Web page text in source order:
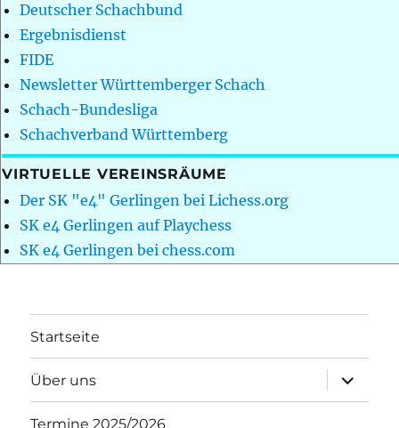
Deutscher Schachbund
Ergebnisdienst
FIDE
Newsletter Württemberger Schach
Schach-Bundesliga
Schachverband Württemberg
VIRTUELLE VEREINSRÄUME
Der SK "e4" Gerlingen bei Lichess.org
SK e4 Gerlingen auf Playchess
SK e4 Gerlingen bei chess.com
Startseite
Über uns
öffnen
Termine 2025/2026